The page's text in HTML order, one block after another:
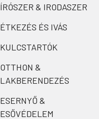
ÍRÓSZER & IRODASZER
ÉTKEZÉS ÉS IVÁS
KULCSTARTÓK
OTTHON &
LAKBERENDEZÉS
ESERNYŐ &
ESŐVÉDELEM